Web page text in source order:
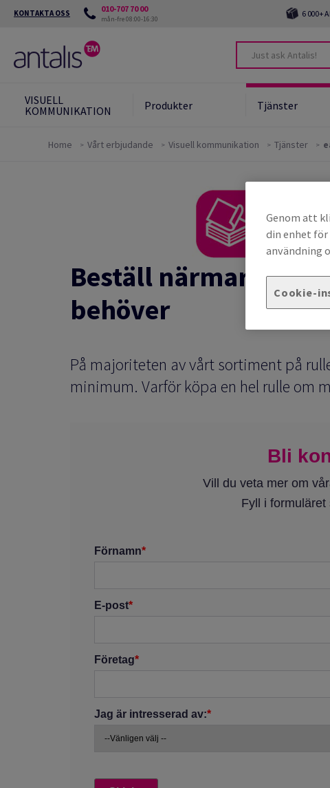
KONTAKTA OSS 010-707 70 00
mån-fre 08:00-16:30 6 000+
VISUELL
KOMMUNIKATION
Produkter Tjänster
Home Vårt erbjudande Visuell kommunikation Tjänster
Beställ närmare det
behöver
På majoriteten av vårt sortiment på
minimum. Varför köpa en hel rulle om
Genom att
din enhet
användning
Cookie-